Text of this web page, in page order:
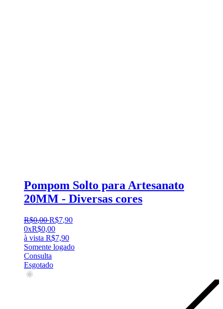
Pompom Solto para Artesanato
20MM - Diversas cores
R$0,00 R$7,90
0xR$0,00
à vista R$7,90
Somente logado
Consulta
Esgotado